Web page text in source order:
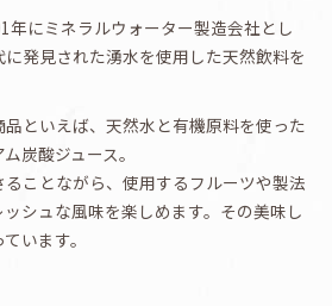
年にミネラルウォーター製造会社とし
発見された湧水を使用した天然飲料を
といえば、天然水と有機原料を使った
炭酸ジュース。
ことながら、使用するフルーツや製法
シュな風味を楽しめます。その美味し
います。